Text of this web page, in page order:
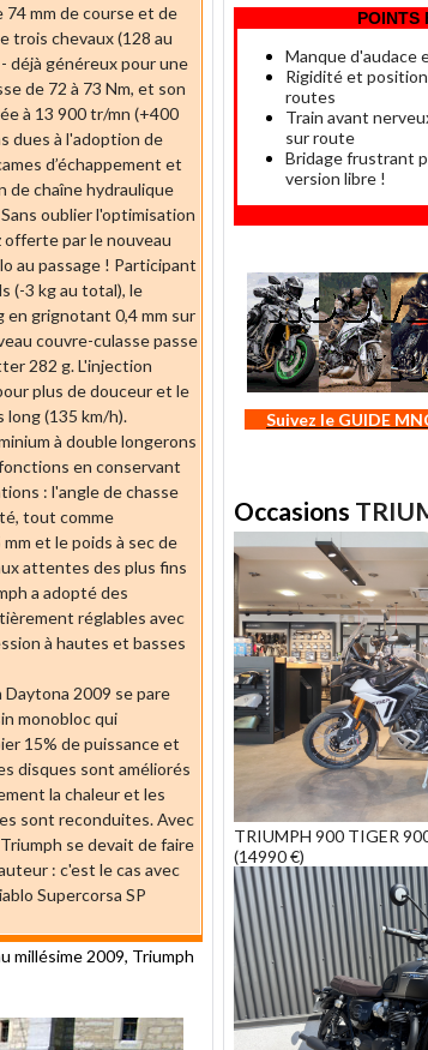
mm de course et de
trois chevaux (128 au
déjà généreux pour une
de 72 à 73 Nm, et son
à 13 900 tr/mn (+400
dues à l'adoption de
d’échappement et
de chaîne hydraulique
oublier l'optimisation
offerte par le nouveau
au passage ! Participant
(-3 kg au total), le
en grignotant 0,4 mm sur
couvre-culasse passe
282 g. L'injection
plus de douceur et le
(135 km/h).
à double longerons
en conservant
: l'angle de chasse
tout comme
et le poids à sec de
attentes des plus fins
a adopté des
réglables avec
à hautes et basses
Daytona 2009 se pare
monobloc qui
15% de puissance et
disques sont améliorés
la chaleur et les
sont reconduites. Avec
se devait de faire
: c'est le cas avec
Supercorsa SP
millésime 2009, Triumph
POINTS
Manque d'audace
Rigidité et
routes
Train avant
sur route
Bridage frustrant
version libre !
Suivez le GUIDE
Occasions
TRIUMPH 900 TIGER
(14990 €)